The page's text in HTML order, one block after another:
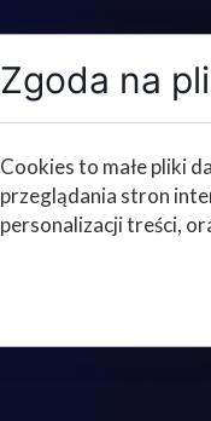
Zgoda na
Cookies to małe pliki
przeglądania stron
personalizacji treści,